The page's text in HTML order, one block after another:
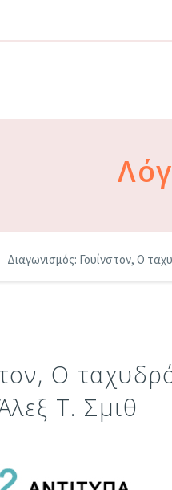
Διαγωνισμός: Γουίνστον, Ο
Ο
Τ. Σμιθ